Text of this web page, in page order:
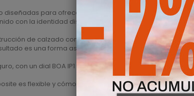
diseñadas para ofrecer un aspecto atemporal y un
con la identidad distintiva de Fizik y una construcción
de calzado con un cuello escalonado que se
es una forma asimétrica, con la garganta de la
con un dial BOA IP1 microajustable y una correa de
es flexible y cómoda incluso durante largos